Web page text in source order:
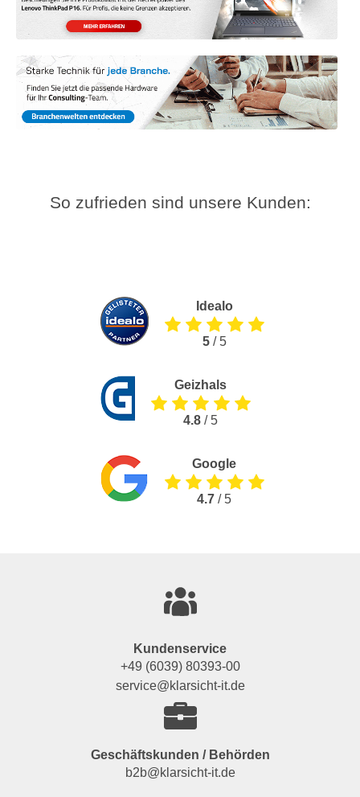
So zufrieden sind unsere Kunden:
Idealo
5/ 5
Geizhals
4.8 / 5
Google
4.7 / 5
Kundenservice
+49 (6039) 80393-00
service@klarsicht-it.de
Geschäftskunden / Behörden
b2b@klarsicht-it.de